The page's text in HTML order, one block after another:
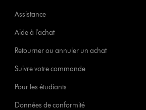
Assistance
Aide à l'achat
Retourner ou annuler un achat
Suivre votre commande
Pour les étudiants
Données de conformité